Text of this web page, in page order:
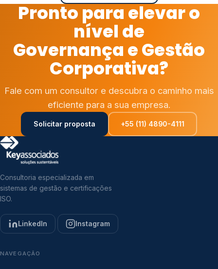
Pronto para elevar o
nível de
Governança e Gestão
Corporativa?
Fale com um consultor e descubra o caminho mais
eficiente para a sua empresa.
Solicitar proposta +55 (11) 4890-4111
Consultoria especializada em
sistemas de gestão e certificações
ISO.
LinkedIn Instagram
NAVEGAÇÃO